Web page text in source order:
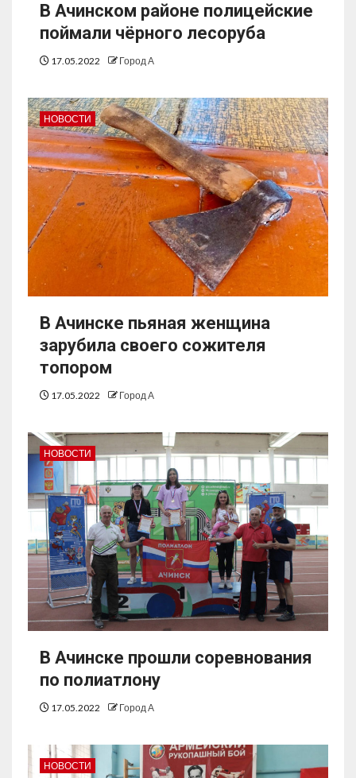
В Ачинском районе полицейские
поймали чёрного лесоруба
17.05.2022 Город А
НОВОСТИ
В Ачинске пьяная женщина
зарубила своего сожителя
топором
17.05.2022 Город А
НОВОСТИ
В Ачинске прошли соревнования
по полиатлону
17.05.2022 Город А
НОВОСТИ